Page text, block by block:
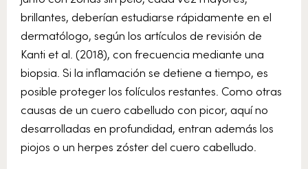
brillantes, deberían estudiarse rápidamente en el
dermatólogo, según los artículos de revisión de
Kanti et al. (2018), con frecuencia mediante una
biopsia. Si la inflamación se detiene a tiempo, es
posible proteger los folículos restantes. Como otras
causas de un cuero cabelludo con picor, aquí no
desarrolladas en profundidad, entran además los
piojos o un herpes zóster del cuero cabelludo.